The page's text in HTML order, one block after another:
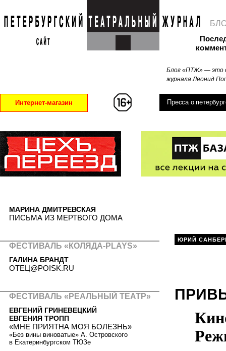
Блог «ПТЖ» — это
журнала Леонид
Интернет-магазин Пресса о
ЮРИЙ
МАРИНА ДМИТРЕВСКАЯ
ПИСЬМА ИЗ МЕРТВОГО ДОМА
ФЕСТИВАЛЬ «КОЛЯДА-PLAYS»
ГАЛИНА БРАНДТ
ОТЕЦ@POISK.RU
ФЕСТИВАЛЬ «РЕАЛЬНЫЙ ТЕАТР»
ЕВГЕНИЙ ГРИНЕВЕЦКИЙ
ЕВГЕНИЯ ТРОПП
«МНЕ ПРИЯТНА МОЯ БОЛЕЗНЬ»
«Без вины виноватые» А. Островского
в Екатеринбургском ТЮЗе